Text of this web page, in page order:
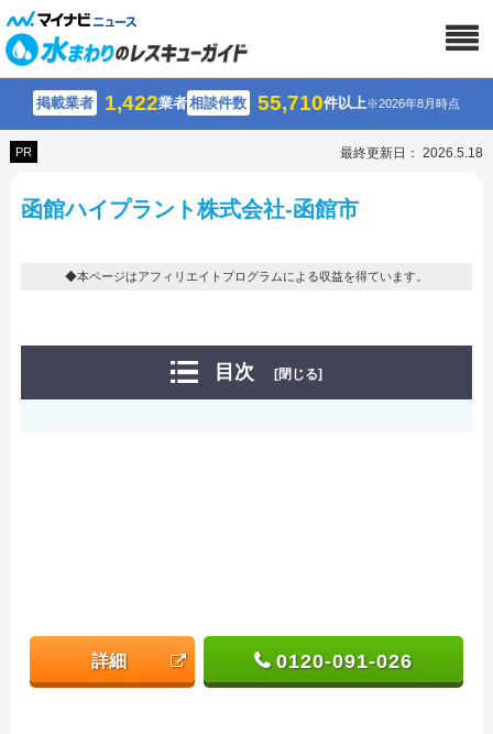
掲載業者 1,422業者相談件数 55,710件以上※2026年8月時点
PR 最終更新日： 2026.5.18
函館ハイプラント株式会社-函館市
◆本ページはアフィリエイトプログラムによる収益を得ています。
目次 [閉じる]
詳細 0120-091-026